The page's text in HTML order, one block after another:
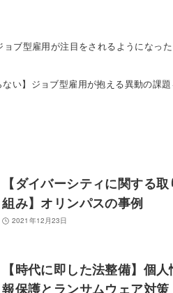
ョブ型雇用が注目をされるようになっ
ない】ジョブ型雇用が抱える異動の課
【ダイバーシティに関する取
組み】オリンパスの事例
2021年12月23日
【時代に即した法整備】個人
報保護とランサムウェア対策